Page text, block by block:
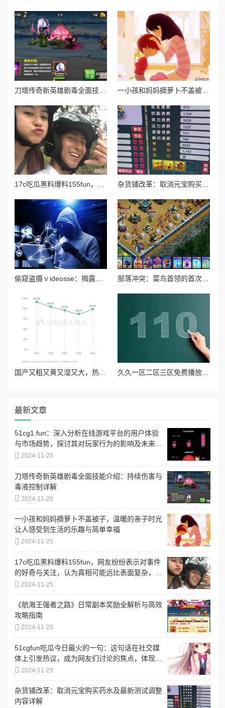
一小孩和妈妈摘萝卜不盖被子，温暖的亲子时光让人感受到生活的乐趣与简单幸福
杂货铺改革：取消元宝购买药水及最新测试调整内容详解
国产又粗又黄又湿又大，热销背后引发消费者对品质与安全的深思，市场反响强烈！ 久久一区二区三区免费播放：最新影视资源上线，畅享无限精彩内容，尽在指尖轻松获取！
最新文章
51cg1.fun：深入分析在线游戏平台的用户体验
与市场趋势，探讨其对玩家行为的影响及未来发
展方向
2024-11-25
刀塔传奇新英雄剧毒全面技能介绍：持续伤害与
毒液控制详解
2024-11-25
一小孩和妈妈摘萝卜不盖被子，温暖的亲子时光
让人感受到生活的乐趣与简单幸福
2024-11-25
17c吃瓜黑料爆料155fun，网友纷纷表示对事件
的好奇与关注，认为真相可能远比表面复杂，引
发热议
2024-11-25
《航海王强者之路》日常副本奖励全解析与高效
攻略指南
2024-11-25
51cgfun吃瓜今日最火的一句：这句话在社交媒
体上引发热议，成为网友们讨论的焦点，体现了
当下流行文化的趣味与共鸣
2024-11-25
杂货铺改革：取消元宝购买药水及最新测试调整
内容详解